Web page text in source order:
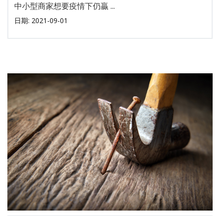
中小型商家想要疫情下仍贏 ...
日期: 2021-09-01